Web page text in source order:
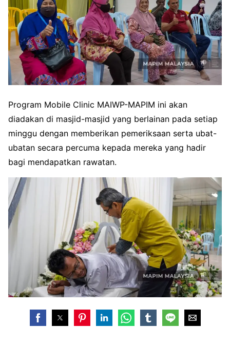
Program Mobile Clinic MAIWP-MAPIM ini akan
diadakan di masjid-masjid yang berlainan pada setiap
minggu dengan memberikan pemeriksaan serta ubat-
ubatan secara percuma kepada mereka yang hadir
bagi mendapatkan rawatan.